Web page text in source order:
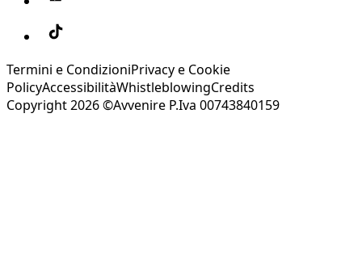
Termini e CondizioniPrivacy e Cookie
PolicyAccessibilitàWhistleblowingCredits
Copyright 2026 ©Avvenire P.Iva 00743840159